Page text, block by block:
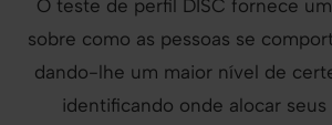
O teste de perfil DISC fornece
sobre como as pessoas se
dando-lhe um maior nível de
identificando onde alocar seus